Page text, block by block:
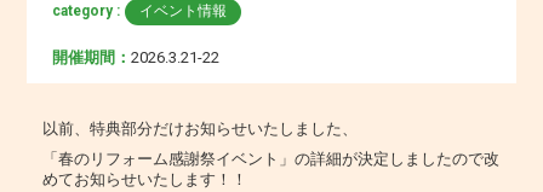
category : イベント情報
開催期間： 2026.3.21-22
以前、特典部分だけお知らせいたしました、
「春のリフォーム感謝祭イベント」の詳細が決定しましたので改
めてお知らせいたします！！